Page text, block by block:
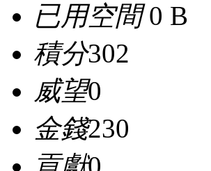
已用空間0 B
積分302
威望0
金錢230